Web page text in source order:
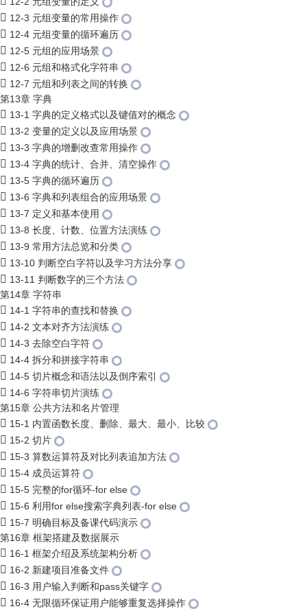
12-3 元组变量的常用操作
12-4 元组变量的循环遍历
12-5 元组的应用场景
12-6 元组和格式化字符串
12-7 元组和列表之间的转换
第13章 字典
13-1 字典的定义格式以及键值对的概念
13-2 变量的定义以及应用场景
13-3 字典的增删改查常用操作
13-4 字典的统计、合并、清空操作
13-5 字典的循环遍历
13-6 字典和列表组合的应用场景
13-7 定义和基本使用
13-8 长度、计数、位置方法演练
13-9 常用方法总览和分类
13-10 判断空白字符以及学习方法分享
13-11 判断数字的三个方法
第14章 字符串
14-1 字符串的查找和替换
14-2 文本对齐方法演练
14-3 去除空白字符
14-4 拆分和拼接字符串
14-5 切片概念和语法以及倒序索引
14-6 字符串切片演练
第15章 公共方法和名片管理
15-1 内置函数长度、删除、最大、最小、比较
15-2 切片
15-3 算数运算符及对比列表追加方法
15-4 成员运算符
15-5 完整的for循环-for else
15-6 利用for else搜索字典列表-for else
15-7 明确目标及备课代码演示
第16章 框架搭建及数据展示
16-1 框架介绍及系统架构分析
16-2 新建项目准备文件
16-3 用户输入判断和pass关键字
16-4 无限循环保证用户能够重复选择操作